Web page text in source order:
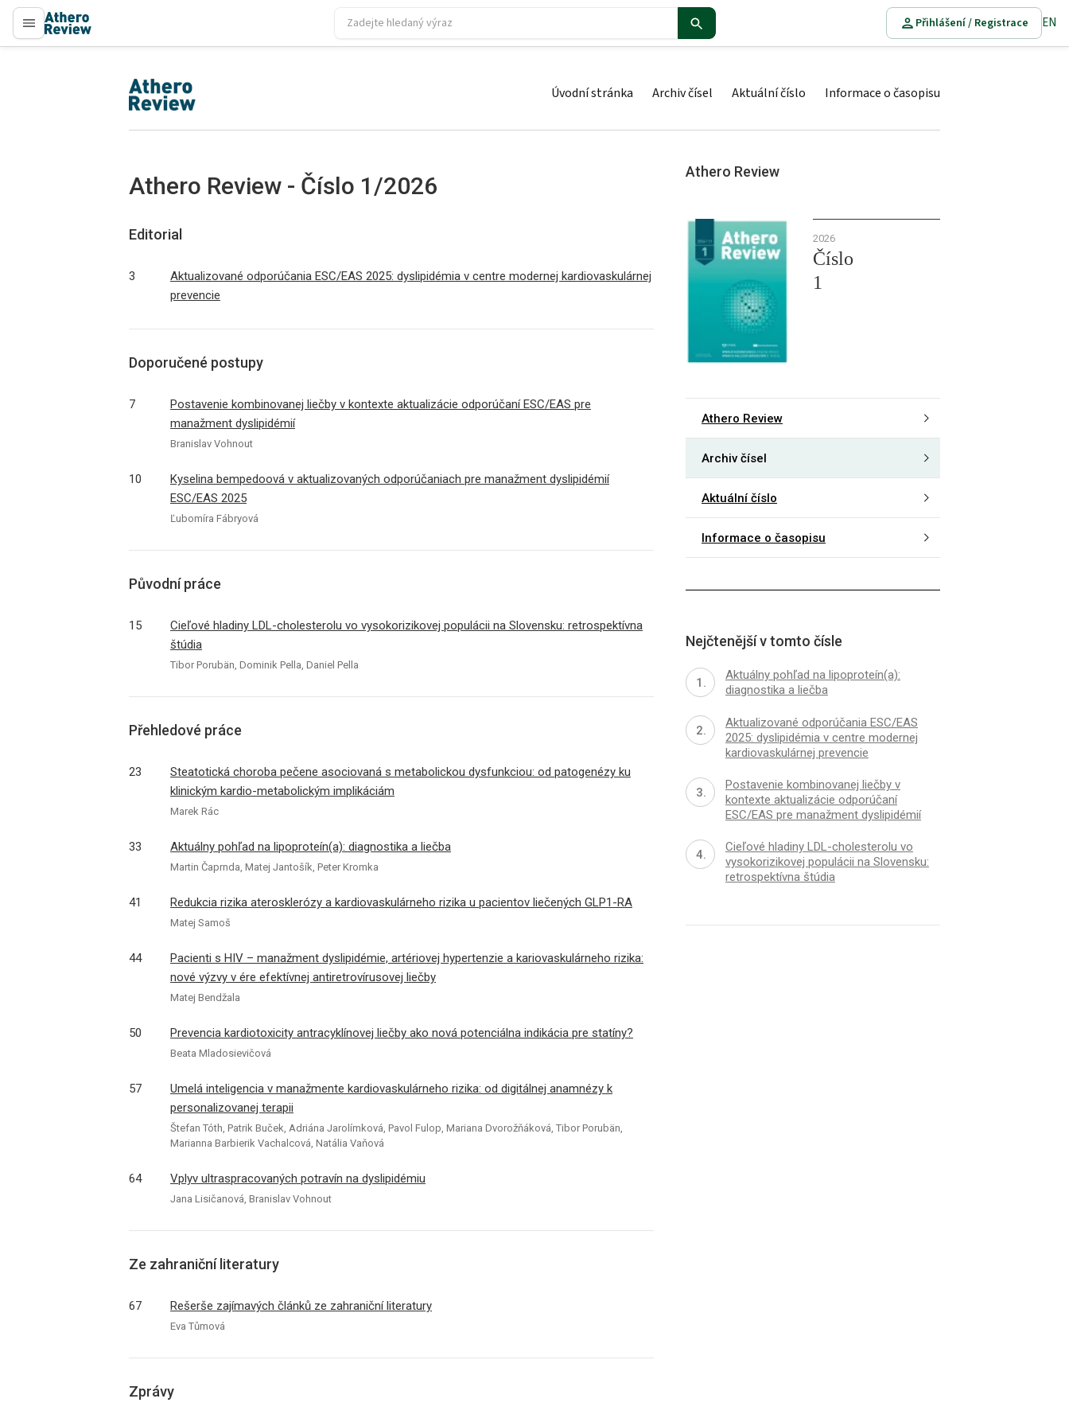
proLékaře.cz
Přihlášení / Registrace EN
proLékaře.cz Úvodní stránka Archiv čísel Aktuální číslo Informace o časopisu
Athero Review - Číslo 1/2026
Editorial
3
Aktualizované odporúčania ESC/EAS 2025: dyslipidémia v centre modernej kardiovaskulárnej
prevencie
Doporučené postupy
7
Postavenie kombinovanej liečby v kontexte aktualizácie odporúčaní ESC/EAS pre
manažment dyslipidémií
Branislav Vohnout
10
Kyselina bempedoová v aktualizovaných odporúčaniach pre manažment dyslipidémií
ESC/EAS 2025
Ľubomíra Fábryová
Původní práce
15
Cieľové hladiny LDL-cholesterolu vo vysokorizikovej populácii na Slovensku: retrospektívna
štúdia
Tibor Porubän, Dominik Pella, Daniel Pella
Přehledové práce
23
Steatotická choroba pečene asociovaná s metabolickou dysfunkciou: od patogenézy ku
klinickým kardio-metabolickým implikáciám
Marek Rác
33 Aktuálny pohľad na lipoproteín(a): diagnostika a liečba
Martin Čaprnda, Matej Jantošík, Peter Kromka
41 Redukcia rizika aterosklerózy a kardiovaskulárneho rizika u pacientov liečených GLP1-RA
Matej Samoš
44
Pacienti s HIV – manažment dyslipidémie, artériovej hypertenzie a kariovaskulárneho rizika:
nové výzvy v ére efektívnej antiretrovírusovej liečby
Matej Bendžala
50 Prevencia kardiotoxicity antracyklínovej liečby ako nová potenciálna indikácia pre statíny?
Beata Mladosievičová
57
Umelá inteligencia v manažmente kardiovaskulárneho rizika: od digitálnej anamnézy k
personalizovanej terapii
Štefan Tóth, Patrik Buček, Adriána Jarolímková, Pavol Fulop, Mariana Dvorožňáková, Tibor Porubän,
Marianna Barbierik Vachalcová, Natália Vaňová
64 Vplyv ultraspracovaných potravín na dyslipidémiu
Jana Lisičanová, Branislav Vohnout
Ze zahraniční literatury
67 Rešerše zajímavých článků ze zahraniční literatury
Eva Tůmová
Zprávy
Athero Review
2026
Číslo
1
Athero Review
Archiv čísel
Aktuální číslo
Informace o časopisu
Nejčtenější v tomto čísle
Aktuálny pohľad na lipoproteín(a):
diagnostika a liečba
Aktualizované odporúčania ESC/EAS
2025: dyslipidémia v centre modernej
kardiovaskulárnej prevencie
Postavenie kombinovanej liečby v
kontexte aktualizácie odporúčaní
ESC/EAS pre manažment dyslipidémií
Cieľové hladiny LDL-cholesterolu vo
vysokorizikovej populácii na Slovensku:
retrospektívna štúdia